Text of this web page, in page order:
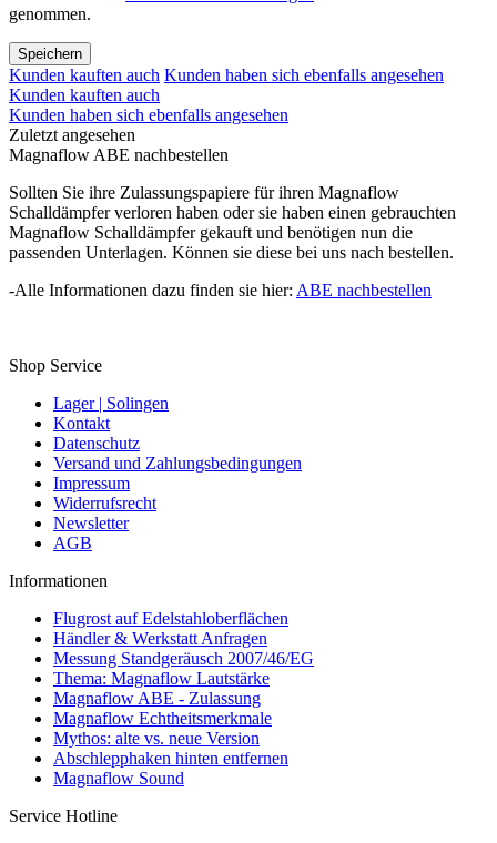
genommen.
Speichern
Kunden kauften auch Kunden haben sich ebenfalls angesehen
Kunden kauften auch
Kunden haben sich ebenfalls angesehen
Zuletzt angesehen
Magnaflow ABE nachbestellen
Sollten Sie ihre Zulassungspapiere für ihren Magnaflow
Schalldämpfer verloren haben oder sie haben einen gebrauchten
Magnaflow Schalldämpfer gekauft und benötigen nun die
passenden Unterlagen. Können sie diese bei uns nach bestellen.
-Alle Informationen dazu finden sie hier: ABE nachbestellen
Shop Service
Lager | Solingen
Kontakt
Datenschutz
Versand und Zahlungsbedingungen
Impressum
Widerrufsrecht
Newsletter
AGB
Informationen
Flugrost auf Edelstahloberflächen
Händler & Werkstatt Anfragen
Messung Standgeräusch 2007/46/EG
Thema: Magnaflow Lautstärke
Magnaflow ABE - Zulassung
Magnaflow Echtheitsmerkmale
Mythos: alte vs. neue Version
Abschlepphaken hinten entfernen
Magnaflow Sound
Service Hotline